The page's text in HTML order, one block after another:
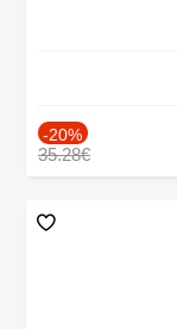
-20%
35.28€